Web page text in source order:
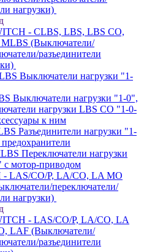
нагрузки)
- CLBS, LBS, LBS CO,
(Выключатели/
разъединители
Выключатели нагрузки "1-
Выключатели нагрузки "1-0",
нагрузки LBS CO "1-0-
к ним
Разъединители нагрузки "1-
Переключатели нагрузки
с мотор-приводом
- LAS/CO/P, LA/CO, LA MO
переключатели/
нагрузки)
- LAS/CO/P, LA/CO, LA
LAF (Выключатели/
разъединители